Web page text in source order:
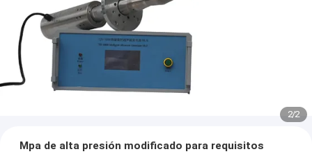
2/2
Mpa de alta presión modificado para requisitos